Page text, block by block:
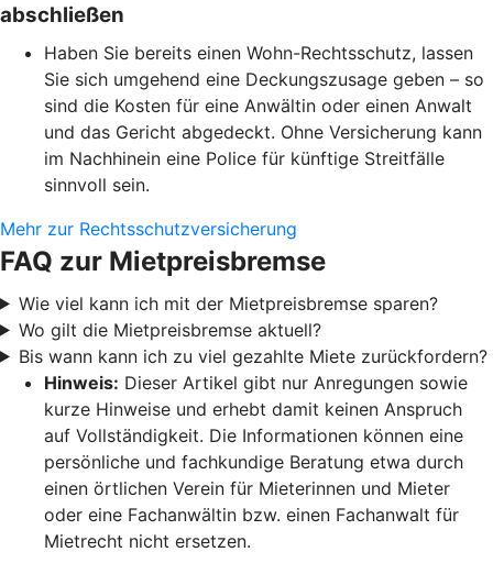
abschließen
Haben Sie bereits einen Wohn-Rechtsschutz, lassen
Sie sich umgehend eine Deckungszusage geben – so
sind die Kosten für eine Anwältin oder einen Anwalt
und das Gericht abgedeckt. Ohne Versicherung kann
im Nachhinein eine Police für künftige Streitfälle
sinnvoll sein.
Mehr zur Rechtsschutzversicherung
FAQ zur Mietpreisbremse
Wie viel kann ich mit der Mietpreisbremse sparen?
Wo gilt die Mietpreisbremse aktuell?
Bis wann kann ich zu viel gezahlte Miete zurückfordern?
Hinweis: Dieser Artikel gibt nur Anregungen sowie
kurze Hinweise und erhebt damit keinen Anspruch
auf Vollständigkeit. Die Informationen können eine
persönliche und fachkundige Beratung etwa durch
einen örtlichen Verein für Mieterinnen und Mieter
oder eine Fachanwältin bzw. einen Fachanwalt für
Mietrecht nicht ersetzen.